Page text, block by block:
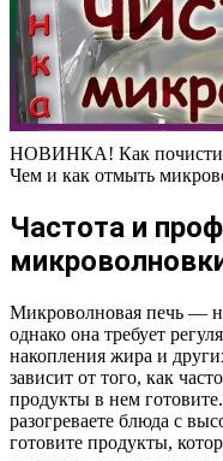
НОВИНКА! Как
Чем и как отмыть
Частота и
Микроволновая печь —
однако она требует
накопления жира и
зависит от того, как
продукты в нем
разогреваете блюда с
готовите продукты,